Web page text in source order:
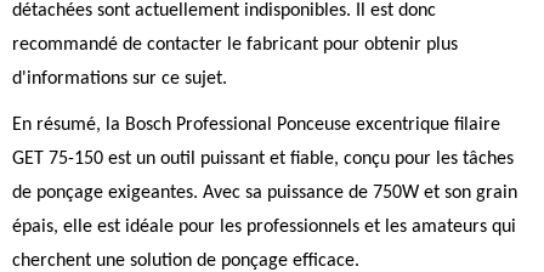
détachées sont actuellement indisponibles. Il est donc
recommandé de contacter le fabricant pour obtenir plus
d'informations sur ce sujet.
En résumé, la Bosch Professional Ponceuse excentrique filaire
GET 75-150 est un outil puissant et fiable, conçu pour les tâches
de ponçage exigeantes. Avec sa puissance de 750W et son grain
épais, elle est idéale pour les professionnels et les amateurs qui
cherchent une solution de ponçage efficace.